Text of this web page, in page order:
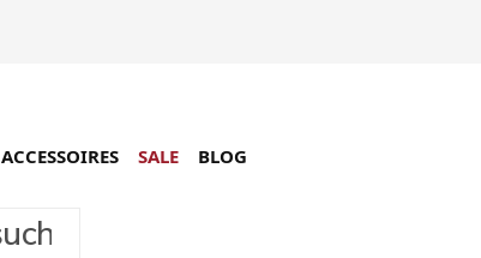
ACCESSOIRES SALE BLOG